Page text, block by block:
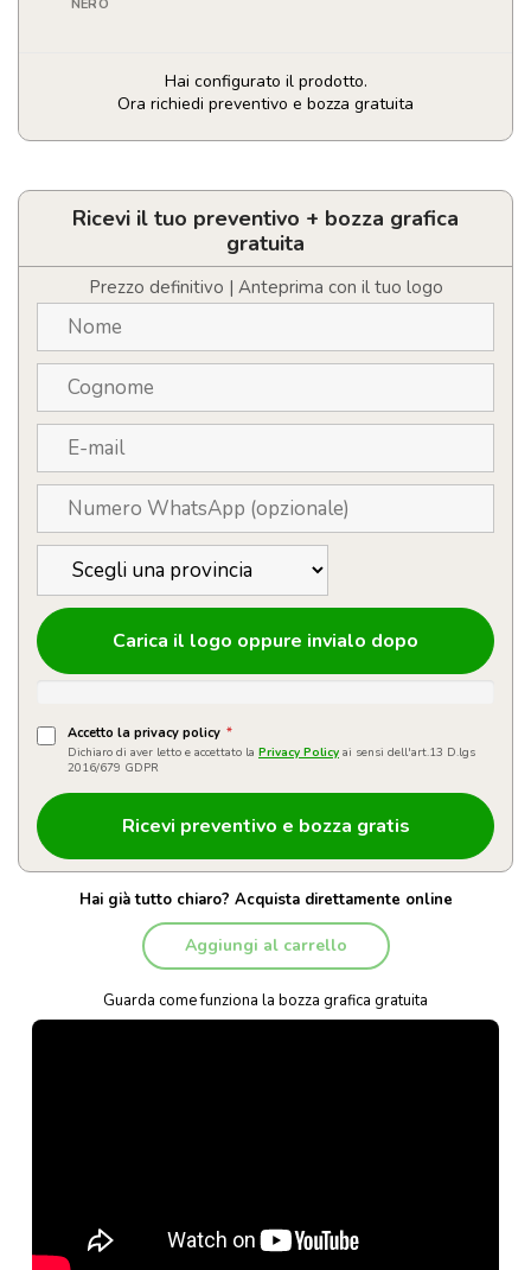
NERO
Hai configurato il prodotto.
Ora richiedi preventivo e bozza gratuita
Caricatore
wireless
quantità
Ricevi il tuo preventivo + bozza grafica
gratuita
Prezzo definitivo | Anteprima con il tuo logo
Carica il logo oppure invialo dopo
Accetto la privacy policy *
Dichiaro di aver letto e accettato la Privacy Policy ai sensi dell'art.13 D.lgs
2016/679 GDPR
Hai già tutto chiaro? Acquista direttamente online
Aggiungi al carrello
Guarda come funziona la bozza grafica gratuita